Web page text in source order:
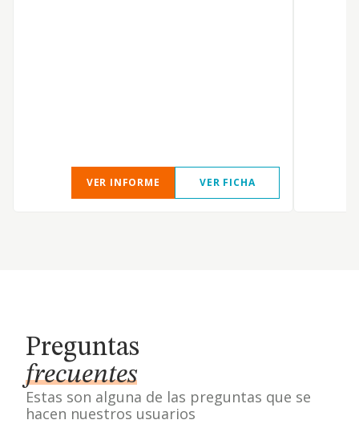
VER INFORME VER FICHA
Preguntas
frecuentes
Estas son alguna de las preguntas que se
hacen nuestros usuarios